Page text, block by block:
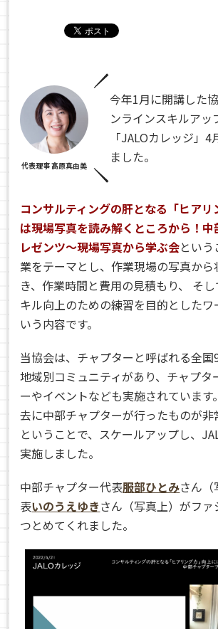
代表理事 髙原真由美
今年1月に開講した
ンラインスキルアッ
「JALOカレッジ」
ました。
コンサルティングの肝となる「ヒア
は現場写真を読み解くところから！
レゼンツ〜現場写真から学ぶ会とい
業をテーマとし、作業現場の写真か
き、作業時間と費用の見積もり、 そ
キル向上のための練習を目的としたワ
いう内容です。
当協会は、 チャプターと呼ばれる全
地域別コミュニティがあり、チャプタ
ーやイベントなども実施されています。
去に中部チャプターが行ったものが
ということで、スケールアップし、
実施しました。
中部チャプター代表服部ひとみさん
表いのうえゆきさん（写真上）がフ
つとめてくれました。